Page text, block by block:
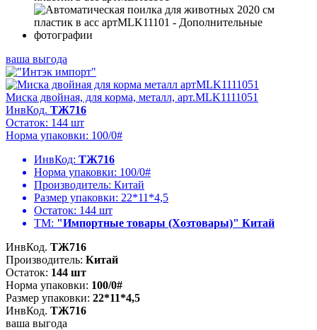
ваша выгода
Миска двойная, для корма, металл, арт.MLK1111051
ИнвКод. ТЖ716
Остаток: 144 шт
Норма упаковки: 100/0#
ИнвКод: ТЖ716
Норма упаковки: 100/0#
Производитель: Китай
Размер упаковки: 22*11*4,5
Остаток: 144 шт
ТМ: "Импортные товары (Хозтовары)" Китай
ИнвКод. ТЖ716
Производитель: Китай
Остаток: 144 шт
Норма упаковки: 100/0#
Размер упаковки: 22*11*4,5
ИнвКод. ТЖ716
ваша выгода